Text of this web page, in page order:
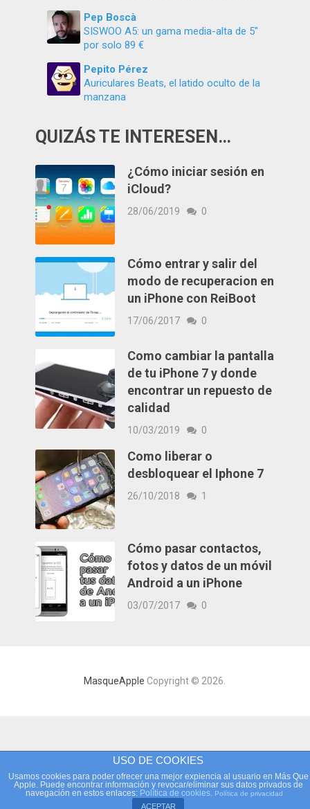
Pep Boscà
SISWOO A5: un gama media-alta de 5″
por solo 89 €
Pepito Pérez
Auriculares Beats, el latido oculto de la
manzana
QUIZÁS TE INTERESEN…
¿Cómo iniciar sesión en
iCloud?
28/06/2019 0
Cómo entrar y salir del
modo de recuperacion en
un iPhone con ReiBoot
17/06/2017 0
Como cambiar la pantalla
de tu iPhone 7 y donde
encontrar un repuesto de
calidad
10/03/2019 0
Como liberar o
desbloquear el Iphone 7
26/10/2018 1
Cómo pasar contactos,
fotos y datos de un móvil
Android a un iPhone
03/07/2017 0
MasqueApple Copyright © 2026.
USO DE COOKIES
Usamos cookies para poder ofrecer una mejor expiencia al usuario en Más Que
Apple. Puede encontrar información y revocar/eliminar sus datos privados de
navegación en estos enlaces: Política de cookies. Política de privacidad
ACEPTAR